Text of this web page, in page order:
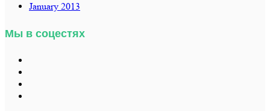
January 2013
Мы в соцестях